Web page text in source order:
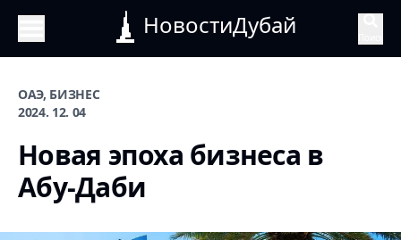
НовостиДубай
ОАЭ, БИЗНЕС
2024. 12. 04
Новая эпоха бизнеса в
Абу-Даби